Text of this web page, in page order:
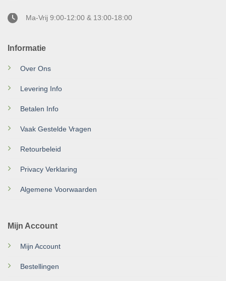
Informatie
Over Ons
Levering Info
Betalen Info
Vaak Gestelde Vragen
Retourbeleid
Privacy Verklaring
Algemene Voorwaarden
Mijn Account
Mijn Account
Bestellingen
Ma-Vrij 9:00-12:00 & 13:00-18:00